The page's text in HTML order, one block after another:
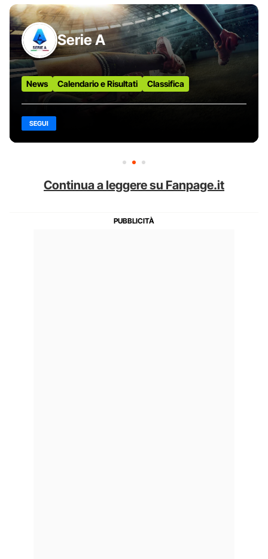
Serie A
News Calendario e Risultati Classifica
SEGUI
Continua a leggere su Fanpage.it